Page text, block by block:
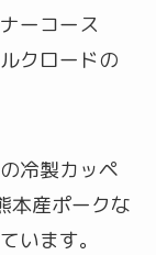
ーコース
クロードの
冷製カッペ
本産ポークな
います。